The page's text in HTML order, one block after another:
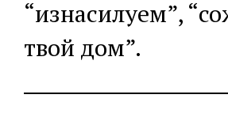
“изнасилуем”,
твой дом”.